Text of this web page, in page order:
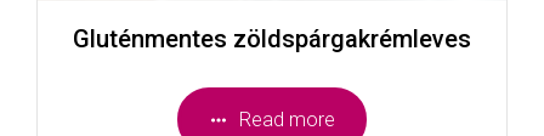
Gluténmentes zöldspárgakrémleves
Read more